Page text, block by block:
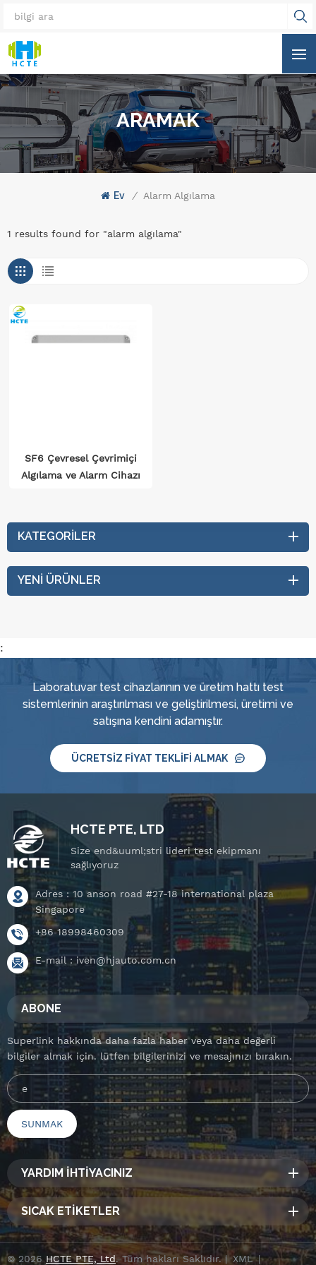
ARAMAK
Ev / Alarm Algılama
1 results found for "alarm algılama"
SF6 Çevresel Çevrimiçi
Algılama ve Alarm Cihazı
KATEGORILER
YENI ÜRÜNLER
:
Laboratuvar test cihazlarının ve üretim hattı test
sistemlerinin araştırılması ve geliştirilmesi, üretimi ve
satışına kendini adamıştır.
ÜCRETSIZ FIYAT TEKLIFI ALMAK
HCTE PTE, LTD
Size end&uuml;stri lideri test ekipmanı
sağlıyoruz
Adres : 10 anson road #27-18 international plaza
Singapore
+86 18998460309
E-mail :iven@hjauto.com.cn
ABONE
Superlink hakkında daha fazla haber veya daha değerli
bilgiler almak için. lütfen bilgilerinizi ve mesajınızı bırakın.
YARDIM İHTİYACINIZ
SICAK ETİKETLER
© 2026 HCTE PTE, Ltd. Tüm hakları Saklıdır. | XML|